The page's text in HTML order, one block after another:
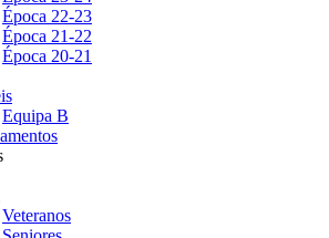
Época 22-23
Época 21-22
Época 20-21
Equipa B
Veteranos